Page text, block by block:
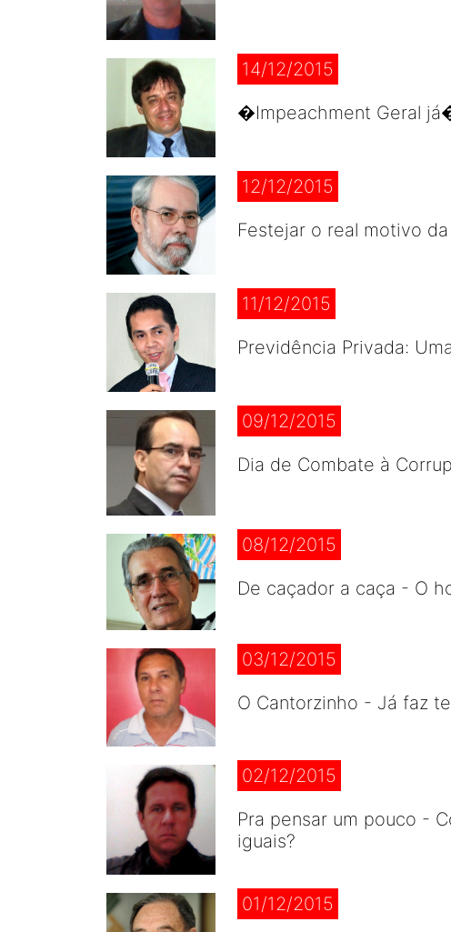
14/12/2015
�Impeachment Geral
12/12/2015
Festejar o real motivo
11/12/2015
Previdência Privada:
09/12/2015
Dia de Combate à
08/12/2015
De caçador a caça - O
03/12/2015
O Cantorzinho - Já faz
02/12/2015
Pra pensar um pouco -
iguais?
01/12/2015